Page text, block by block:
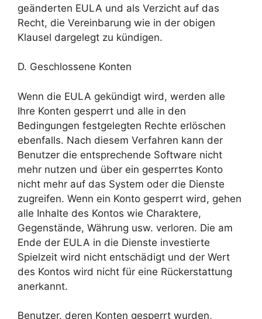
geänderten EULA und als Verzicht auf das
Recht, die Vereinbarung wie in der obigen
Klausel dargelegt zu kündigen.
D. Geschlossene Konten
Wenn die EULA gekündigt wird, werden alle
Ihre Konten gesperrt und alle in den
Bedingungen festgelegten Rechte erlöschen
ebenfalls. Nach diesem Verfahren kann der
Benutzer die entsprechende Software nicht
mehr nutzen und über ein gesperrtes Konto
nicht mehr auf das System oder die Dienste
zugreifen. Wenn ein Konto gesperrt wird, gehen
alle Inhalte des Kontos wie Charaktere,
Gegenstände, Währung usw. verloren. Die am
Ende der EULA in die Dienste investierte
Spielzeit wird nicht entschädigt und der Wert
des Kontos wird nicht für eine Rückerstattung
anerkannt.
Benutzer, deren Konten gesperrt wurden,